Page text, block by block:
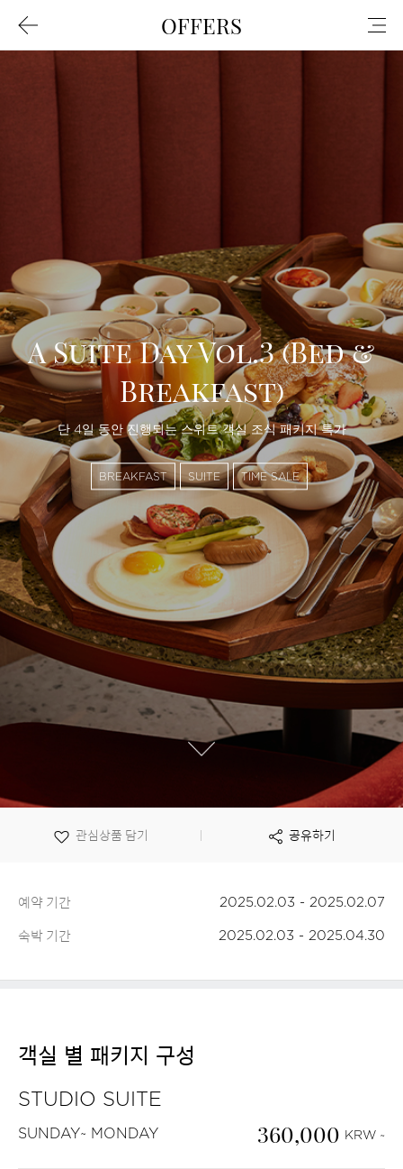
OFFERS
A Suite Day Vol.3 (Bed &
Breakfast)
단 4일 동안 진행되는 스위트 객실 조식 패키지 특가
BREAKFAST SUITE TIME SALE
자
기
관심상품 담기 공유하기
예약 기간 2025.02.03 - 2025.02.07
숙박 기간 2025.02.03 - 2025.04.30
객실 별 패키지 구성
STUDIO SUITE
SUNDAY~ MONDAY 360,000 KRW ~